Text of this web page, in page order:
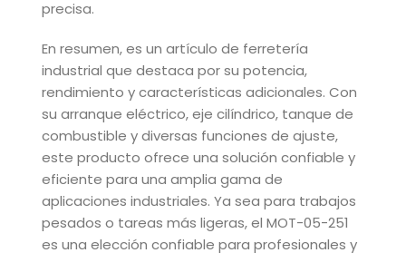
precisa.
En resumen, es un artículo de ferretería
industrial que destaca por su potencia,
rendimiento y características adicionales. Con
su arranque eléctrico, eje cilíndrico, tanque de
combustible y diversas funciones de ajuste,
este producto ofrece una solución confiable y
eficiente para una amplia gama de
aplicaciones industriales. Ya sea para trabajos
pesados o tareas más ligeras, el MOT-05-251
es una elección confiable para profesionales y